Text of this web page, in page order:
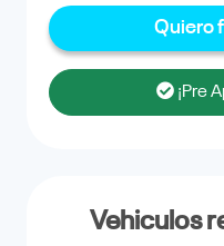
Quiero
¡Pre
Vehiculos